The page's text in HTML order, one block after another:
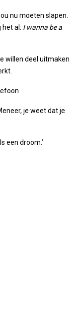
nu moeten slapen.
het al: I wanna be a
willen deel uitmaken
je weet dat je
een droom.’